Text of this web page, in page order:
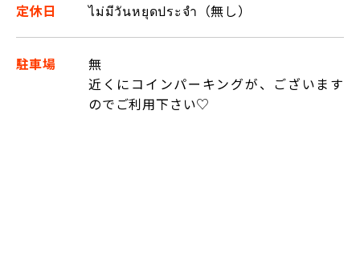
定休日 ไม่มีวันหยุดประจำ（無し）
駐車場
無
近くにコインパーキングが、ございます
のでご利用下さい♡